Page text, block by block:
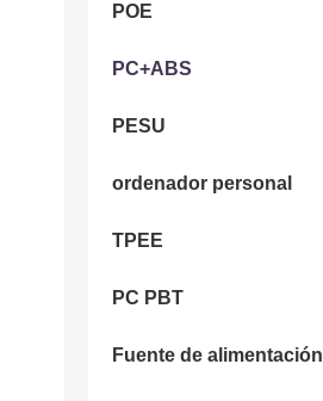
POE
PC+ABS
PESU
ordenador personal
TPEE
PC PBT
Fuente de alimentación